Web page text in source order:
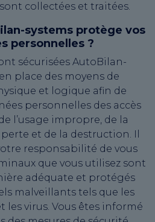
collectées et traitées.
systems protège vos
personnelles ?
sécurisées AutoBilan-
place des moyens de
et logique afin de
personnelles des accès
l’usage impropre, de la
et de la destruction. Il
responsabilité de vous
que vous utilisez sont
adéquate et protégés
malveillants tels que les
les virus. Vous êtes informé